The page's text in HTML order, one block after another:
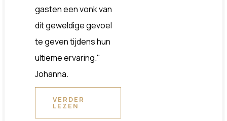
gasten een vonk van
dit geweldige gevoel
te geven tijdens hun
ultieme ervaring."
Johanna.
VERDER
LEZEN